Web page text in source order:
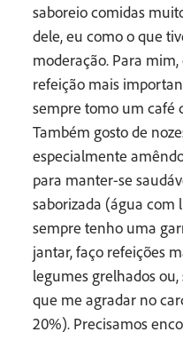
saboreio comidas
dele, eu como o que
moderação. Para
refeição mais
sempre tomo um café
Também gosto de
especialmente
para manter-se
saborizada (água
sempre tenho uma
jantar, faço refeições
legumes grelhados
que me agradar no
20%). Precisamos